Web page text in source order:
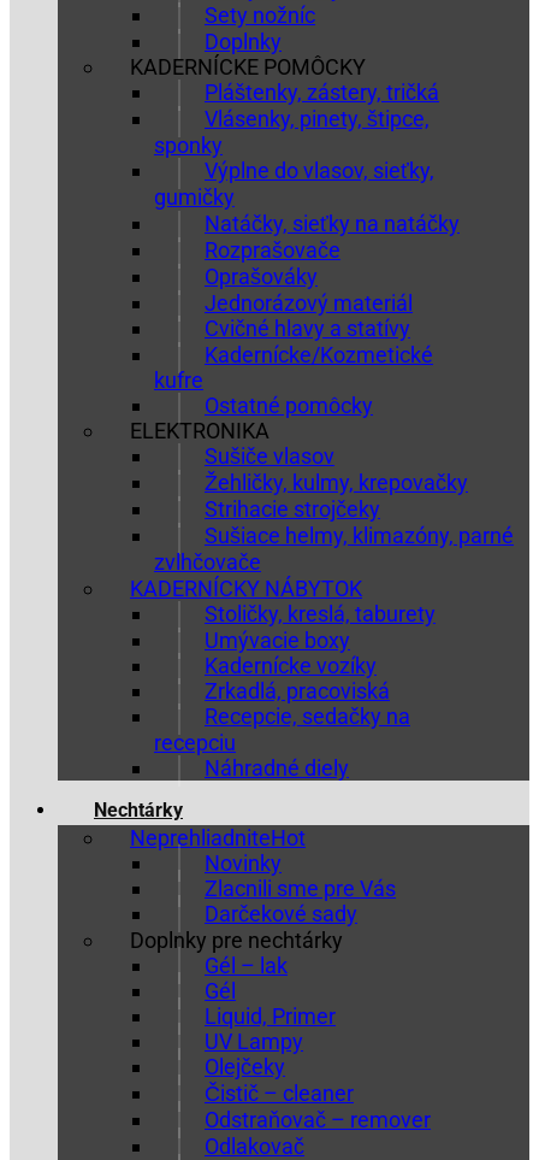
Sety nožníc
Doplnky
KADERNÍCKE POMÔCKY
Pláštenky, zástery, tričká
Vlásenky, pinety, štipce,
sponky
Výplne do vlasov, sieťky,
gumičky
Natáčky, sieťky na natáčky
Rozprašovače
Oprašováky
Jednorázový materiál
Cvičné hlavy a statívy
Kadernícke/Kozmetické
kufre
Ostatné pomôcky
ELEKTRONIKA
Sušiče vlasov
Žehličky, kulmy, krepovačky
Strihacie strojčeky
Sušiace helmy, klimazóny, parné
zvlhčovače
KADERNÍCKY NÁBYTOK
Stoličky, kreslá, taburety
Umývacie boxy
Kadernícke vozíky
Zrkadlá, pracoviská
Recepcie, sedačky na
recepciu
Náhradné diely
Nechtárky
Neprehliadnite
Novinky
Zlacnili sme pre Vás
Darčekové sady
Doplnky pre nechtárky
Gél – lak
Gél
Liquid, Primer
UV Lampy
Olejčeky
Čistič – cleaner
Odstraňovač – remover
Odlakovač